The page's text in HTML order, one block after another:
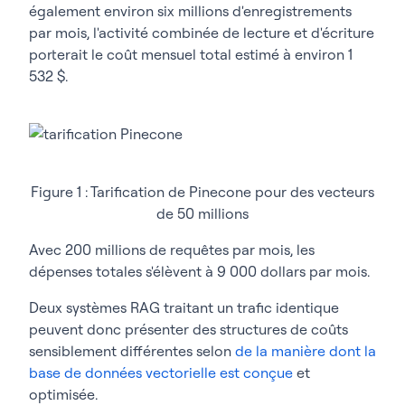
également environ six millions d'enregistrements
par mois, l'activité combinée de lecture et d'écriture
porterait le coût mensuel total estimé à environ 1
532 $.
Figure 1 : Tarification de Pinecone pour des vecteurs
de 50 millions
Avec 200 millions de requêtes par mois, les
dépenses totales s'élèvent à 9 000 dollars par mois.
Deux systèmes RAG traitant un trafic identique
peuvent donc présenter des structures de coûts
sensiblement différentes selon de la manière dont la
base de données vectorielle est conçue et
optimisée.